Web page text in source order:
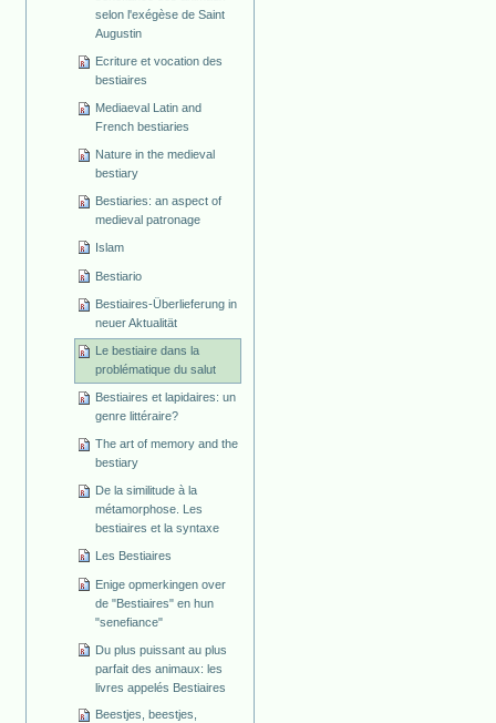
selon l'exégèse de Saint
Augustin
Ecriture et vocation des
bestiaires
Mediaeval Latin and
French bestiaries
Nature in the medieval
bestiary
Bestiaries: an aspect of
medieval patronage
Islam
Bestiario
Bestiaires-Überlieferung in
neuer Aktualität
Le bestiaire dans la
problématique du salut
Bestiaires et lapidaires: un
genre littéraire?
The art of memory and the
bestiary
De la similitude à la
métamorphose. Les
bestiaires et la syntaxe
Les Bestiaires
Enige opmerkingen over
de "Bestiaires" en hun
"senefiance"
Du plus puissant au plus
parfait des animaux: les
livres appelés Bestiaires
Beestjes, beestjes,